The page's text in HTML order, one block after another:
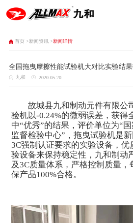
首页 >新闻资讯 >新闻详情
全国拖曳摩擦性能试验机大对比实验结
九和 2020-05-20
故城县九和制动元件有限公
验机以-0.24%的微弱误差，获得
中“优秀”的结果，评价单位为“
监督检验中心”，拖曳试验机是
3C强制认证要求的实验设备，优
验设备来保持稳定性，九和制动
及3C质量体系，严格控制质量
保产品100%合格。